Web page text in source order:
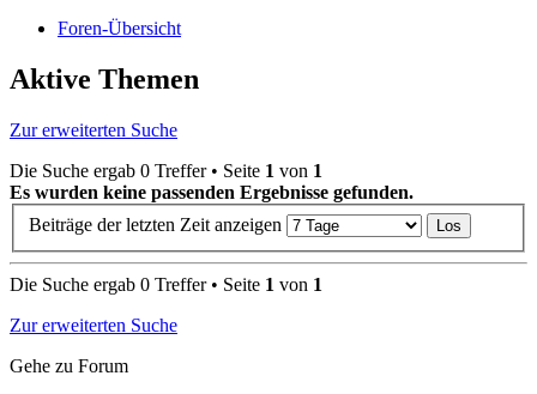
Foren-Übersicht
Aktive Themen
Zur erweiterten Suche
Die Suche ergab 0 Treffer • Seite 1 von 1
Es wurden keine passenden Ergebnisse gefunden.
Beiträge der letzten Zeit anzeigen
Die Suche ergab 0 Treffer • Seite 1 von 1
Zur erweiterten Suche
Gehe zu Forum